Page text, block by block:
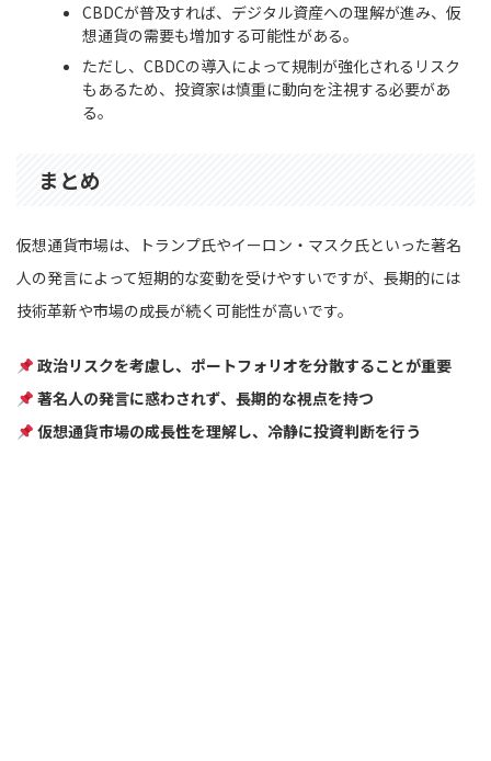
CBDCが普及すれば、デジタル資産への理解が進み、仮
想通貨の需要も増加する可能性がある。
ただし、CBDCの導入によって規制が強化されるリスク
もあるため、投資家は慎重に動向を注視する必要があ
る。
まとめ
仮想通貨市場は、トランプ氏やイーロン・マスク氏といった著名
人の発言によって短期的な変動を受けやすいですが、長期的には
技術革新や市場の成長が続く可能性が高いです。
政治リスクを考慮し、ポートフォリオを分散することが重要
著名人の発言に惑わされず、長期的な視点を持つ
仮想通貨市場の成長性を理解し、冷静に投資判断を行う